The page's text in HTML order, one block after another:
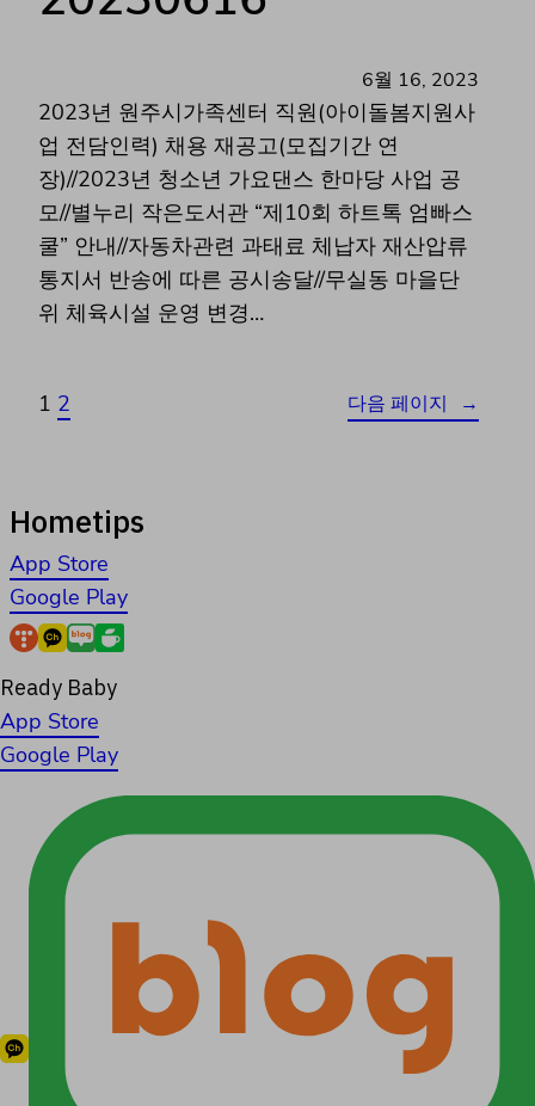
6월 16, 2023
2023년 원주시가족센터 직원(아이돌봄지원사
업 전담인력) 채용 재공고(모집기간 연
장)//2023년 청소년 가요댄스 한마당 사업 공
모//별누리 작은도서관 “제10회 하트톡 엄빠스
쿨” 안내//자동차관련 과태료 체납자 재산압류
통지서 반송에 따른 공시송달//무실동 마을단
위 체육시설 운영 변경…
1 2 다음 페이지 →
Hometips
App Store
Google Play
Ready Baby
App Store
Google Play